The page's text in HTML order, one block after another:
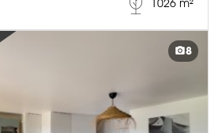
1026 m²
8